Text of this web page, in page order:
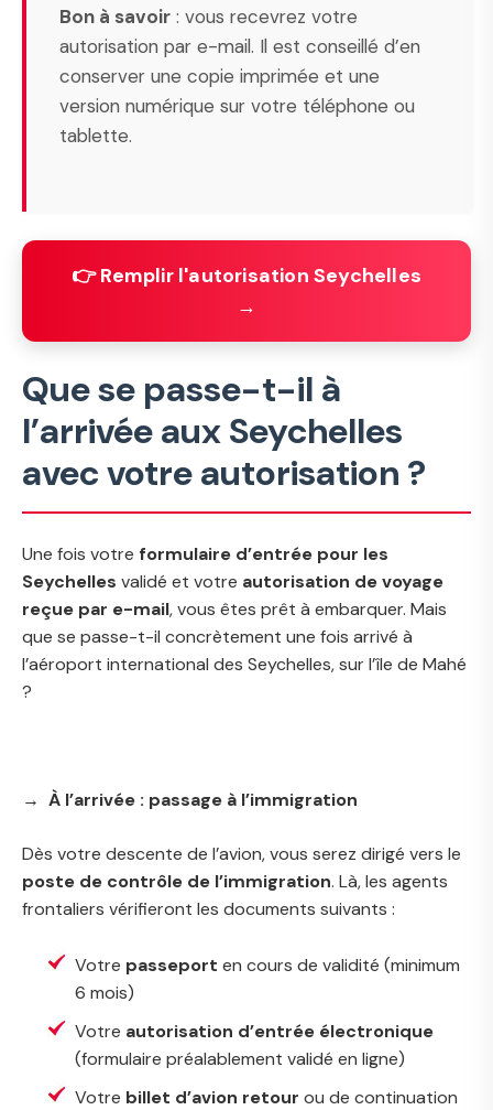
Bon à savoir : vous recevrez votre
autorisation par e-mail. Il est conseillé d’en
conserver une copie imprimée et une
version numérique sur votre téléphone ou
tablette.
👉 Remplir l'autorisation Seychelles
→
Que se passe-t-il à
l’arrivée aux Seychelles
avec votre autorisation ?
Une fois votre formulaire d’entrée pour les
Seychelles validé et votre autorisation de voyage
reçue par e-mail, vous êtes prêt à embarquer. Mais
que se passe-t-il concrètement une fois arrivé à
l’aéroport international des Seychelles, sur l’île de Mahé
?
→ À l’arrivée : passage à l’immigration
Dès votre descente de l’avion, vous serez dirigé vers le
poste de contrôle de l’immigration. Là, les agents
frontaliers vérifieront les documents suivants :
Votre passeport en cours de validité (minimum
6 mois)
Votre autorisation d’entrée électronique
(formulaire préalablement validé en ligne)
Votre billet d’avion retour ou de continuation